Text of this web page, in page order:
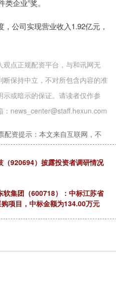
企业”奖。
公司实现营业收入1.92亿元，
观点正规配资平台，与和讯网无
保持中立，不对所包含内容的准
或暗示的保证。请读者仅作参
news_center@staff.hexun.com
配资提示：本文来自互联网，不
（920694）披露投资者调研情况
软集团（600718）：中标江苏省
项目，中标金额为134.00万元